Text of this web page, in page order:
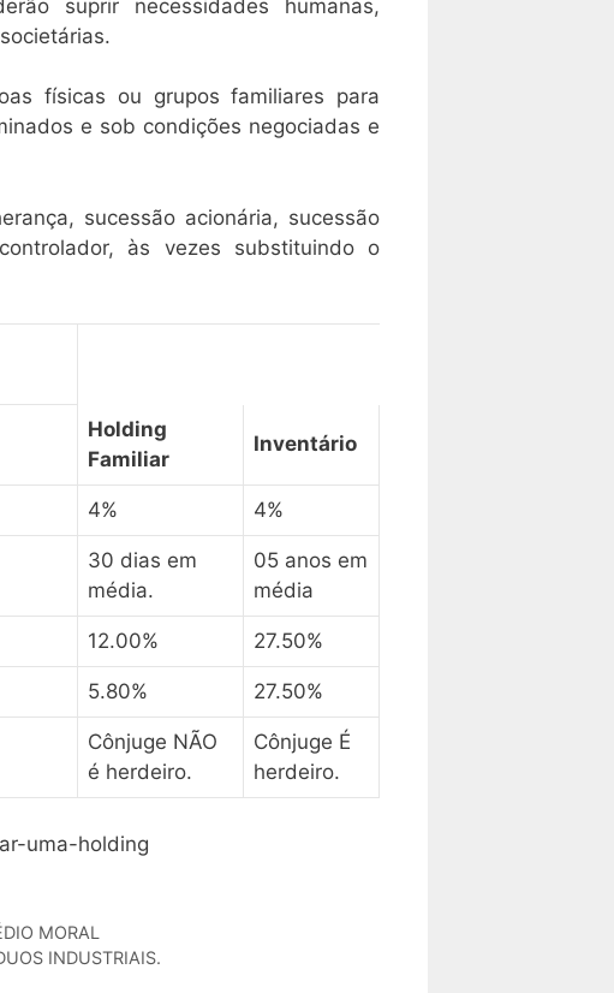
suprir necessidades humanas,
físicas ou grupos familiares para
e sob condições negociadas e
sucessão acionária, sucessão
às vezes substituindo o
Holding
Familiar
Inventário
4% 4%
30 dias em
média.
05 anos em
média
12.00% 27.50%
5.80% 27.50%
Cônjuge NÃO
é herdeiro.
Cônjuge É
herdeiro.
uma-holding
MORAL
INDUSTRIAIS.